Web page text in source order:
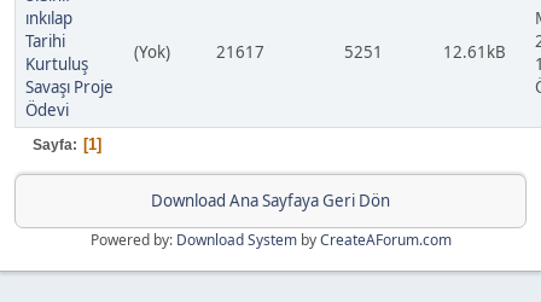
ınkılap
Tarihi
Kurtuluş
Savaşı Proje
Ödevi
(Yok) 21617 5251 12.61kB
Sayfa 1
Download Ana Sayfaya Geri Dön
Powered by: Download SystembyCreateAForum.com